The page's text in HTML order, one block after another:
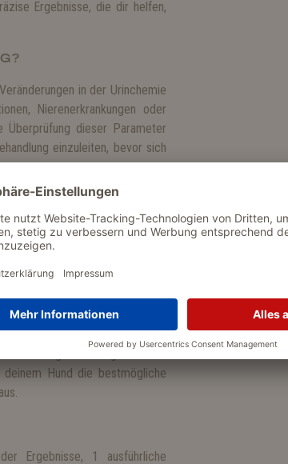
Ergebnisse, die dir helfen,
in der Urinchemie
Nierenerkrankungen oder
Überprüfung dieser Parameter
einzuleiten, bevor sich
Hundes durchgeführt. Der
können die Ergebnisse
Sollte der Test Auffälligkeiten
um weitere diagnostische
und schnelle Möglichkeit, die
zu reagieren. Der
Hund die bestmögliche
Ergebnisse, 1 ausführliche